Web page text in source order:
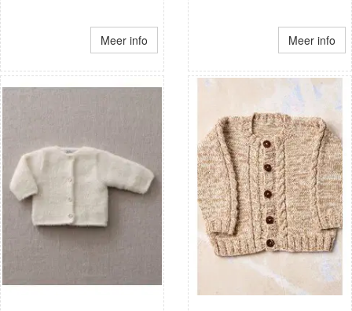
Meer info Meer info